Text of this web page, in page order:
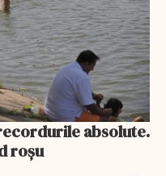
absolute.
roșu